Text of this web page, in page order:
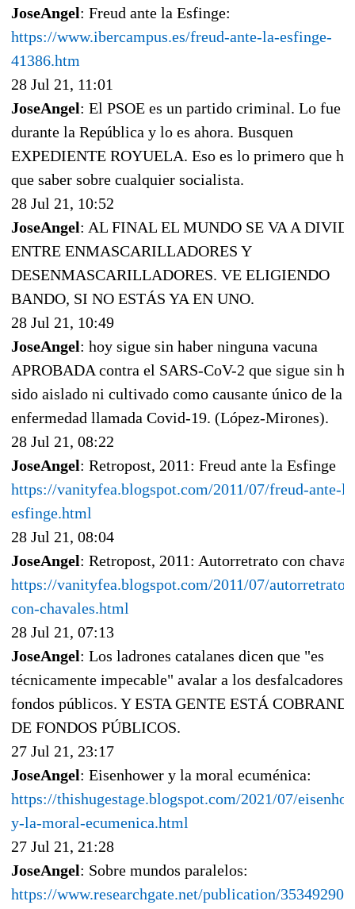
JoseAngel: Freud ante la Esfinge:
https://www.ibercampus.es/freud-ante-la-esfinge-
41386.htm
28 Jul 21, 11:01
JoseAngel: El PSOE es un partido criminal. Lo fue
durante la República y lo es ahora. Busquen
EXPEDIENTE ROYUELA. Eso es lo primero que
que saber sobre cualquier socialista.
28 Jul 21, 10:52
JoseAngel: AL FINAL EL MUNDO SE VA A
ENTRE ENMASCARILLADORES Y
DESENMASCARILLADORES. VE ELIGIENDO
BANDO, SI NO ESTÁS YA EN UNO.
28 Jul 21, 10:49
JoseAngel: hoy sigue sin haber ninguna vacuna
APROBADA contra el SARS-CoV-2 que sigue sin
sido aislado ni cultivado como causante único de la
enfermedad llamada Covid-19. (López-Mirones).
28 Jul 21, 08:22
JoseAngel: Retropost, 2011: Freud ante la Esfinge
https://vanityfea.blogspot.com/2011/07/freud-ante-
esfinge.html
28 Jul 21, 08:04
JoseAngel: Retropost, 2011: Autorretrato con
https://vanityfea.blogspot.com/2011/07/autorretrato-
con-chavales.html
28 Jul 21, 07:13
JoseAngel: Los ladrones catalanes dicen que "es
técnicamente impecable" avalar a los desfalcadores
fondos públicos. Y ESTA GENTE ESTÁ
DE FONDOS PÚBLICOS.
27 Jul 21, 23:17
JoseAngel: Eisenhower y la moral ecuménica:
https://thishugestage.blogspot.com/2021/07/
y-la-moral-ecumenica.html
27 Jul 21, 21:28
JoseAngel: Sobre mundos paralelos:
https://www.researchgate.net/publication/353492904